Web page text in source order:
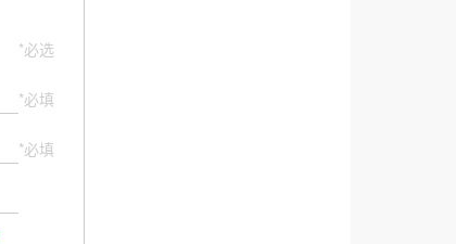
*必选
*必填
*必填